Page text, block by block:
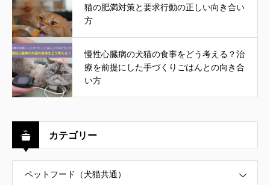
猫の肥満対策と要求行動の正しい向き合い
方
慢性心臓病の犬猫の食事をどう考える？治
療を前提にした手づくりごはんとの向き合
い方
カテゴリー
ペットフード（犬猫共通）